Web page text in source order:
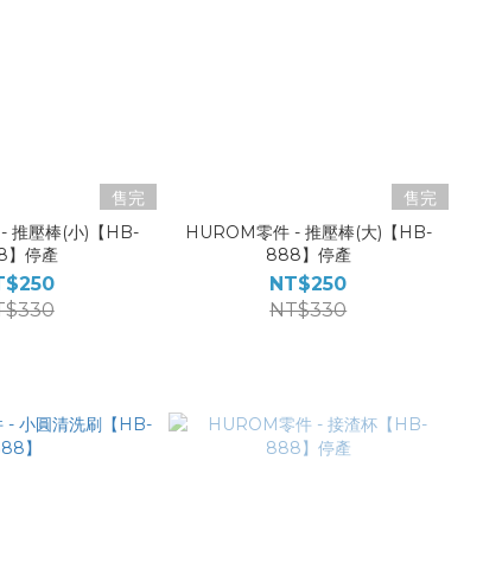
售完
推壓棒(小)【HB-
停產
售完
HUROM零件 - 推壓棒(大)【HB-
888】停產
NT$250
NT$330